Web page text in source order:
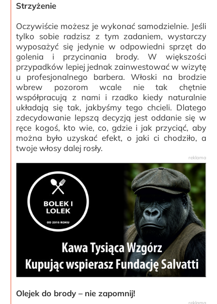
Strzyżenie
Oczywiście możesz je wykonać samodzielnie. Jeśli
tylko sobie radzisz z tym zadaniem, wystarczy
wyposażyć się jedynie w odpowiedni sprzęt do
golenia i przycinania brody. W większości
przypadków lepiej jednak zainwestować w wizytę
u profesjonalnego barbera. Włoski na brodzie
wbrew pozorom wcale nie tak chętnie
współpracują z nami i rzadko kiedy naturalnie
układają się tak, jakbyśmy tego chcieli. Dlatego
zdecydowanie lepszą decyzją jest oddanie się w
ręce kogoś, kto wie, co, gdzie i jak przyciąć, aby
można było uzyskać efekt, o jaki ci chodziło, a
twoje włosy dalej rosły.
Olejek do brody – nie zapomnij!